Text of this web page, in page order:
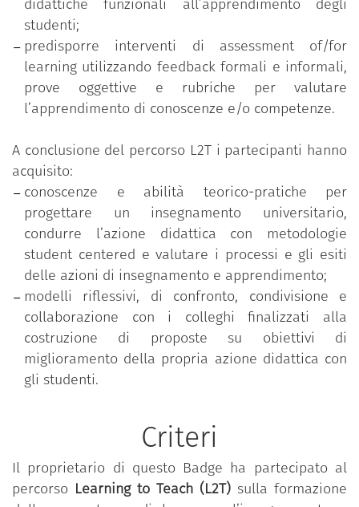
didattiche funzionali all’apprendimento degli
studenti;
predisporre interventi di assessment of/for
learning utilizzando feedback formali e informali,
prove oggettive e rubriche per valutare
l’apprendimento di conoscenze e/o competenze.
A conclusione del percorso L2T i partecipanti hanno
acquisito:
conoscenze e abilità teorico-pratiche per
progettare un insegnamento universitario,
condurre l’azione didattica con metodologie
student centered e valutare i processi e gli esiti
delle azioni di insegnamento e apprendimento;
modelli riflessivi, di confronto, condivisione e
collaborazione con i colleghi finalizzati alla
costruzione di proposte su obiettivi di
miglioramento della propria azione didattica con
gli studenti.
Criteri
Il proprietario di questo Badge ha partecipato al
percorso Learning to Teach (L2T) sulla formazione